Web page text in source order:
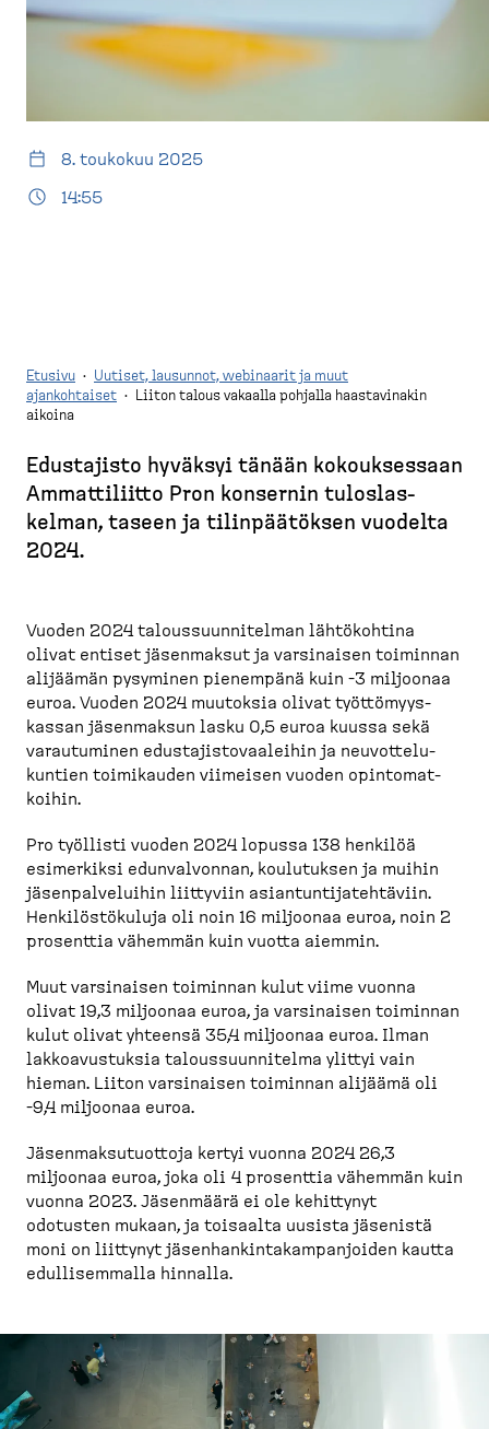
t
e
s
k
t
p
8. toukokuu 2025
14:55
u
r
u
p
k
u
Etusivu ·
Uutiset, lausunnot, webinaarit ja muut
ajankohtaiset ·
Liiton talous vakaalla pohjalla haastavinakin
aikoina
Edustajisto hyväksyi tänään kokouk­sessaan
Ammatti­liitto Pron konsernin tuloslas­
kelman, taseen ja tilinpää­töksen vuodelta
2024.
Vuoden 2024 talous­suun­ni­telman lähtökohtina
olivat entiset jäsenmaksut ja varsinaisen toiminnan
alijäämän pysyminen pienempänä kuin -3 miljoonaa
euroa. Vuoden 2024 muutoksia olivat työttö­myys­
kassan jäsenmaksun lasku 0,5 euroa kuussa sekä
varautuminen edusta­jis­to­vaa­leihin ja neuvot­te­lu­
kuntien toimikauden viimeisen vuoden opinto­mat­
koihin.
Pro työllisti vuoden 2024 lopussa 138 henkilöä
esimerkiksi edunval­vonnan, koulutuksen ja muihin
jäsenpal­ve­luihin liittyviin asiantun­ti­ja­teh­täviin.
Henkilös­tö­kuluja oli noin 16 miljoonaa euroa, noin 2
prosenttia vähemmän kuin vuotta aiemmin.
Muut varsinaisen toiminnan kulut viime vuonna
olivat 19,3 miljoonaa euroa, ja varsinaisen toiminnan
kulut olivat yhteensä 35,4 miljoonaa euroa. Ilman
lakkoa­vus­tuksia talous­suun­nitelma ylittyi vain
hieman. Liiton varsinaisen toiminnan alijäämä oli
-9,4 miljoonaa euroa.
Jäsenmak­su­tuottoja kertyi vuonna 2024 26,3
miljoonaa euroa, joka oli 4 prosenttia vähemmän kuin
vuonna 2023. Jäsenmäärä ei ole kehittynyt
odotusten mukaan, ja toisaalta uusista jäsenistä
moni on liittynyt jäsenhan­kin­ta­kam­pan­joiden kautta
edulli­semmalla hinnalla.